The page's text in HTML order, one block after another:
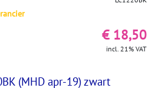
€ 18,50
incl. 21% VAT
(MHD apr-19) zwart